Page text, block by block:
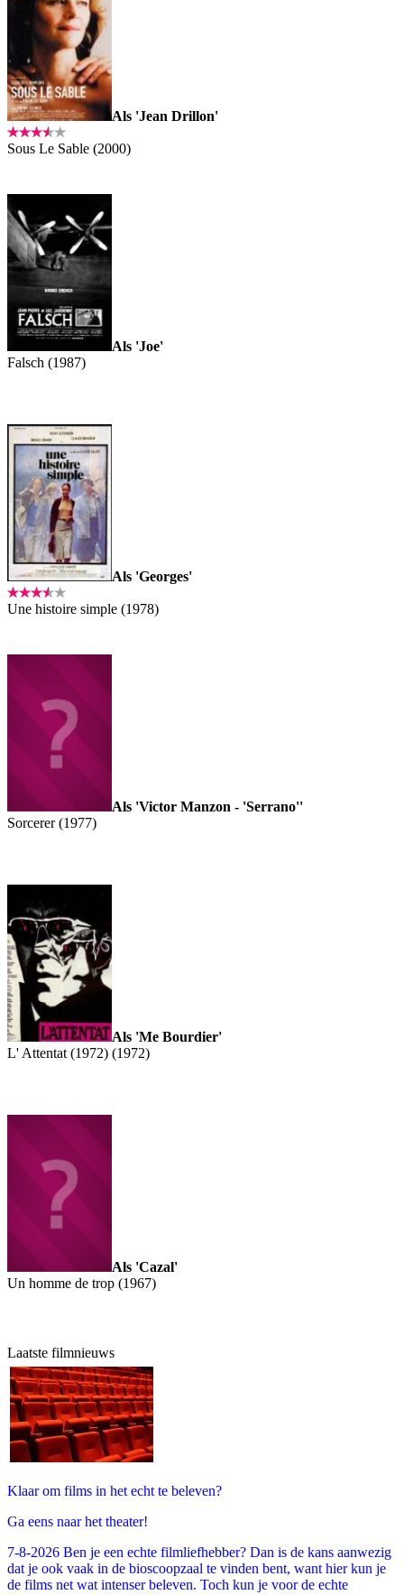
Als 'Jean Drillon'
Sous Le Sable (2000)
Als 'Joe'
Falsch (1987)
Als 'Georges'
Une histoire simple (1978)
Als 'Victor Manzon - 'Serrano''
Sorcerer (1977)
Als 'Me Bourdier'
L' Attentat (1972) (1972)
Als 'Cazal'
Un homme de trop (1967)
Laatste filmnieuws
Klaar om films in het echt te beleven?
Ga eens naar het theater!
7-8-2026 Ben je een echte filmliefhebber? Dan is de kans aanwezig
dat je ook vaak in de bioscoopzaal te vinden bent, want hier kun je
de films net wat intenser beleven. Toch kun je voor de echte